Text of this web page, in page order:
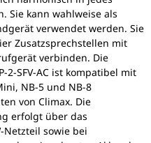
Sie kann wahlweise als
verwendet werden. Sie
Zusatzsprechstellen mit
verbinden. Die
2-SFV-AC ist kompatibel mit
NB-5 und NB-8
von Climax. Die
erfolgt über das
Netzteil sowie bei